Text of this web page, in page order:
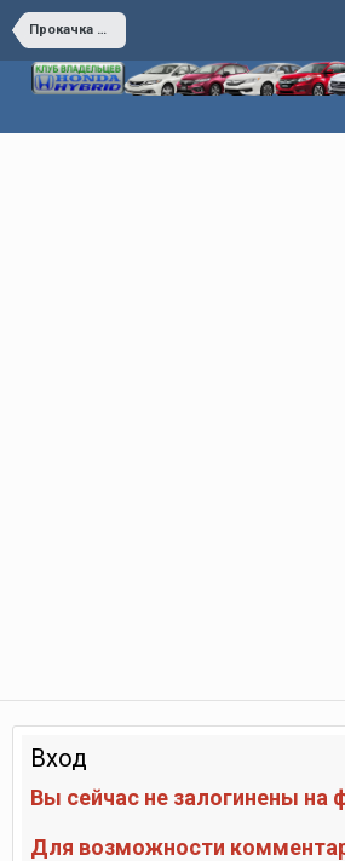
Прокачка ВВБ, балансировка
Вход
Вы сейчас не залогинены на
Для возможности